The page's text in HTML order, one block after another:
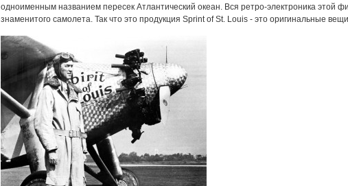
одноименным названием пересек Атлантический океан. Вся ретро-электроника этой
знаменитого самолета. Так что это продукция Sprint of St. Louis - это оригинальные